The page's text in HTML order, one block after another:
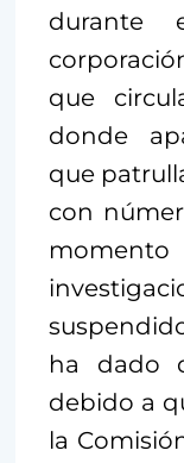
que
donde
que
con
momento
ha dado
debido a
la